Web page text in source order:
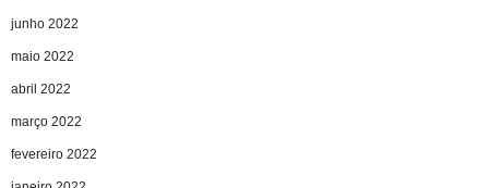
junho 2022
maio 2022
abril 2022
março 2022
fevereiro 2022